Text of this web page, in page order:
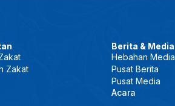
Zakat
Berita & Media
Hebahan Media
Pusat Berita
Pusat Media
Acara